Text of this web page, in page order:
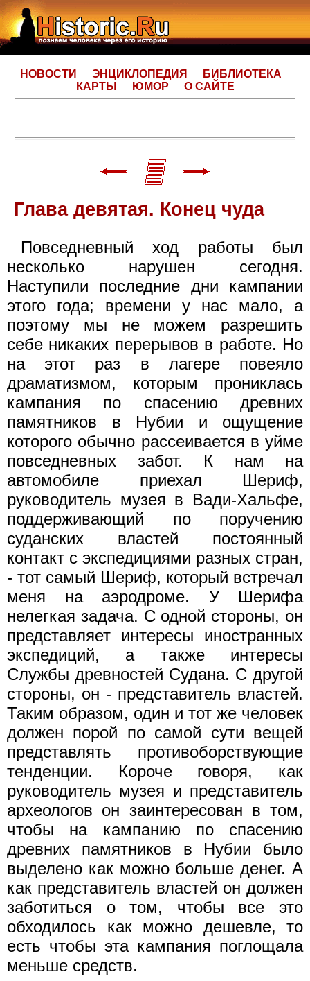
НОВОСТИ ЭНЦИКЛОПЕДИЯ
БИБЛИОТЕКА
КАРТЫ
ЮМОР О САЙТЕ
Глава девятая. Конец чуда
Повседневный ход работы был
несколько нарушен сегодня.
Наступили последние дни кампании
этого года; времени у нас мало, а
поэтому мы не можем разрешить
себе никаких перерывов в работе. Но
на этот раз в лагере повеяло
драматизмом, которым прониклась
кампания по спасению древних
памятников в Нубии и ощущение
которого обычно рассеивается в уйме
повседневных забот. К нам на
автомобиле приехал Шериф,
руководитель музея в Вади-Хальфе,
поддерживающий по поручению
суданских властей постоянный
контакт с экспедициями разных стран,
- тот самый Шериф, который встречал
меня на аэродроме. У Шерифа
нелегкая задача. С одной стороны, он
представляет интересы иностранных
экспедиций, а также интересы
Службы древностей Судана. С другой
стороны, он - представитель властей.
Таким образом, один и тот же человек
должен порой по самой сути вещей
представлять противоборствующие
тенденции. Короче говоря, как
руководитель музея и представитель
археологов он заинтересован в том,
чтобы на кампанию по спасению
древних памятников в Нубии было
выделено как можно больше денег. А
как представитель властей он должен
заботиться о том, чтобы все это
обходилось как можно дешевле, то
есть чтобы эта кампания поглощала
меньше средств.